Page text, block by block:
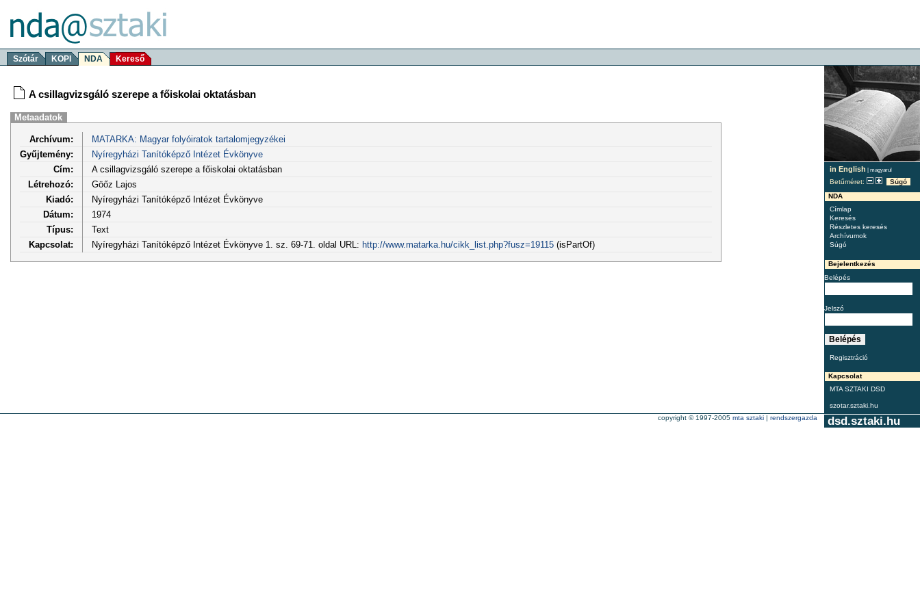
Szótár KOPI NDA Kereső
in English | magyarul
Betűméret:
Súgó
NDA
Címlap
Keresés
Részletes keresés
Archívumok
Súgó
Bejelentkezés
Belépés
Jelszó
Regisztráció
Kapcsolat
MTA SZTAKI DSD
szotar.sztaki.hu
A csillagvizsgáló szerepe a főiskolai oktatásban
Metaadatok
Archívum:
MATARKA: Magyar folyóiratok tartalomjegyzékei
Gyűjtemény:
Nyíregyházi Tanítóképző Intézet Évkönyve
Cím:
A csillagvizsgáló szerepe a főiskolai oktatásban
Létrehozó:
Göőz Lajos
Kiadó:
Nyíregyházi Tanítóképző Intézet Évkönyve
Dátum:
1974
Típus:
Text
Kapcsolat:
Nyíregyházi Tanítóképző Intézet Évkönyve 1. sz. 69-71. oldal URL: http://www.matarka.hu/cikk_list.php?fusz=19115(isPartOf)
dsd.sztaki.hu
copyright © 1997-2005 mta sztaki | rendszergazda